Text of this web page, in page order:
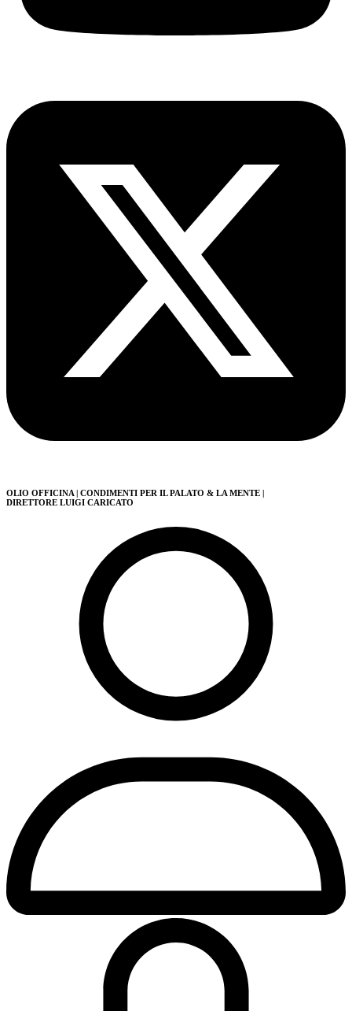
OLIO OFFICINA | CONDIMENTI PER IL PALATO & LA MENTE |
DIRETTORE LUIGI CARICATO